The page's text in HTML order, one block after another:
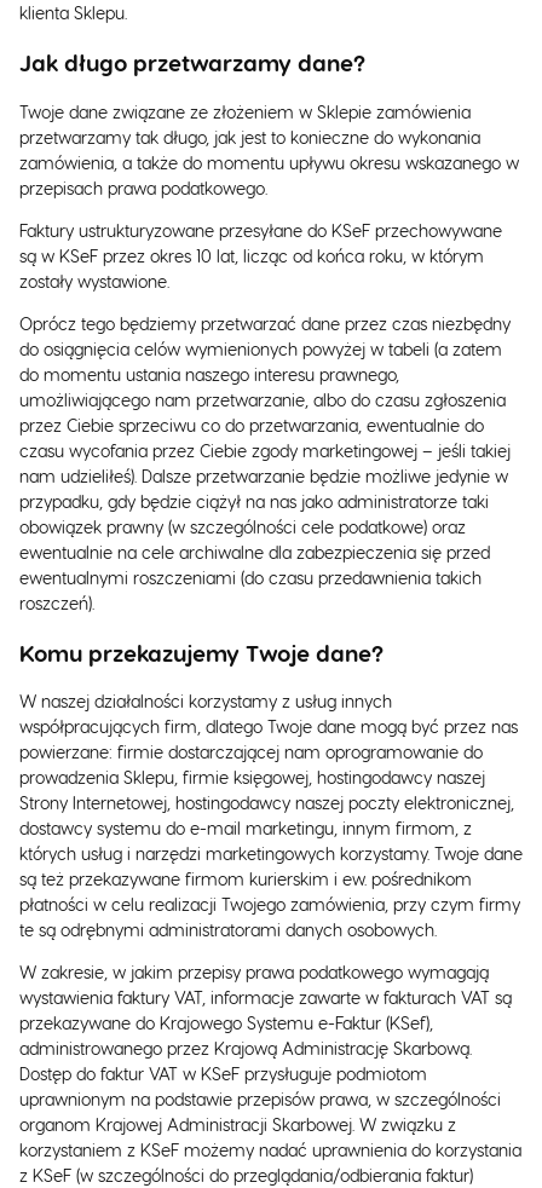
klienta Sklepu.
Jak długo przetwarzamy dane?
Twoje dane związane ze złożeniem w Sklepie zamówienia
przetwarzamy tak długo, jak jest to konieczne do wykonania
zamówienia, a także do momentu upływu okresu wskazanego w
przepisach prawa podatkowego.
Faktury ustrukturyzowane przesyłane do KSeF przechowywane
są w KSeF przez okres 10 lat, licząc od końca roku, w którym
zostały wystawione.
Oprócz tego będziemy przetwarzać dane przez czas niezbędny
do osiągnięcia celów wymienionych powyżej w tabeli (a zatem
do momentu ustania naszego interesu prawnego,
umożliwiającego nam przetwarzanie, albo do czasu zgłoszenia
przez Ciebie sprzeciwu co do przetwarzania, ewentualnie do
czasu wycofania przez Ciebie zgody marketingowej – jeśli takiej
nam udzieliłeś). Dalsze przetwarzanie będzie możliwe jedynie w
przypadku, gdy będzie ciążył na nas jako administratorze taki
obowiązek prawny (w szczególności cele podatkowe) oraz
ewentualnie na cele archiwalne dla zabezpieczenia się przed
ewentualnymi roszczeniami (do czasu przedawnienia takich
roszczeń).
Komu przekazujemy Twoje dane?
W naszej działalności korzystamy z usług innych
współpracujących firm, dlatego Twoje dane mogą być przez nas
powierzane: firmie dostarczającej nam oprogramowanie do
prowadzenia Sklepu, firmie księgowej, hostingodawcy naszej
Strony Internetowej, hostingodawcy naszej poczty elektronicznej,
dostawcy systemu do e-mail marketingu, innym firmom, z
których usług i narzędzi marketingowych korzystamy. Twoje dane
są też przekazywane firmom kurierskim i ew. pośrednikom
płatności w celu realizacji Twojego zamówienia, przy czym firmy
te są odrębnymi administratorami danych osobowych.
W zakresie, w jakim przepisy prawa podatkowego wymagają
wystawienia faktury VAT, informacje zawarte w fakturach VAT są
przekazywane do Krajowego Systemu e-Faktur (KSef),
administrowanego przez Krajową Administrację Skarbową.
Dostęp do faktur VAT w KSeF przysługuje podmiotom
uprawnionym na podstawie przepisów prawa, w szczególności
organom Krajowej Administracji Skarbowej. W związku z
korzystaniem z KSeF możemy nadać uprawnienia do korzystania
z KSeF (w szczególności do przeglądania/odbierania faktur)